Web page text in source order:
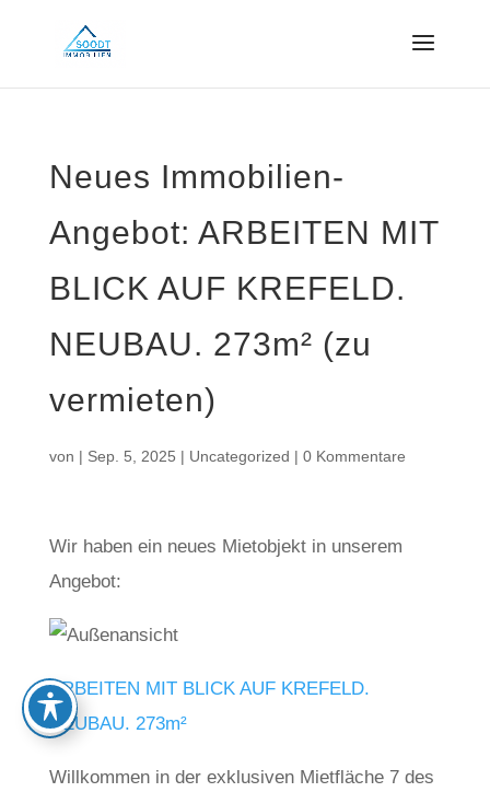
Neues Immobilien-
Angebot: ARBEITEN MIT
BLICK AUF KREFELD.
NEUBAU. 273m² (zu
vermieten)
von | Sep. 5, 2025 | Uncategorized | 0 Kommentare
Wir haben ein neues Mietobjekt in unserem
Angebot:
ARBEITEN MIT BLICK AUF KREFELD.
NEUBAU. 273m²
Willkommen in der exklusiven Mietfläche 7 des